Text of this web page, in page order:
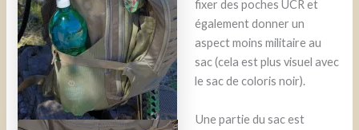
fixer des poches UCR et
également donner un
aspect moins militaire au
sac (cela est plus visuel avec
le sac de coloris noir).
Une partie du sac est